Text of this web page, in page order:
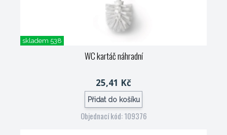
skladem 538
WC kartáč náhradní
25,41 Kč
Přidat do košíku
Objednací kód: 109376